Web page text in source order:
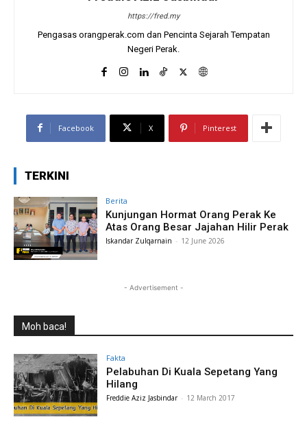
https://fred.my
Pengasas orangperak.com dan Pencinta Sejarah Tempatan
Negeri Perak.
Facebook X Pinterest
TERKINI
Berita
Kunjungan Hormat Orang Perak Ke
Atas Orang Besar Jajahan Hilir Perak
Iskandar Zulqarnain - 12 June 2026
- Advertisement -
Moh baca!
Fakta
Pelabuhan Di Kuala Sepetang Yang
Hilang
Freddie Aziz Jasbindar - 12 March 2017